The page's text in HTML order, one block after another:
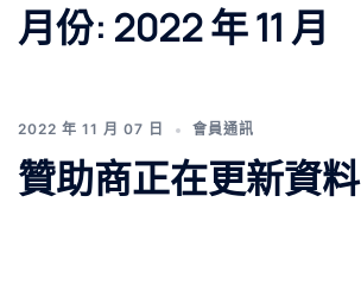
月份: 2022 年 11 月
2022 年 11 月 07 日 會員通訊
贊助商正在更新資料